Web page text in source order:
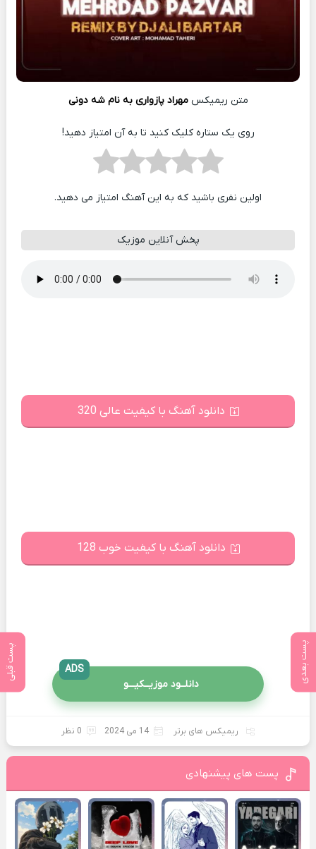
پست بعدی پست قبلی
متن ریمیکسمهراد پازواری به نام شه دونی
روی یک ستاره کلیک کنید تا به آن امتیاز دهید!
اولین نفری باشید که به این آهنگ امتیاز می دهید.
پخش آنلاین موزیک
دانلود آهنگ با کیفیت عالی 320
دانلود آهنگ با کیفیت خوب 128
دانلــود موزیــکیـــو
ADS
ریمیکس های برتر 14 می 2024 0 نظر
پست های پیشنهادی